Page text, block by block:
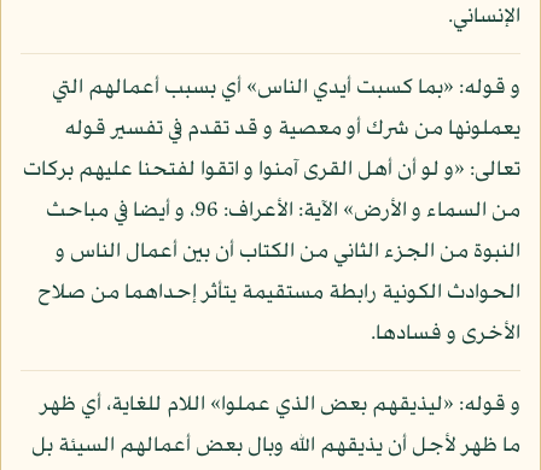
الإنساني.
و قوله: «بما كسبت أيدي الناس» أي بسبب أعمالهم التي
يعملونها من شرك أو معصية و قد تقدم في تفسير قوله
تعالى: «و لو أن أهل القرى آمنوا و اتقوا لفتحنا عليهم بركات
من السماء و الأرض» الآية: الأعراف: 96، و أيضا في مباحث
النبوة من الجزء الثاني من الكتاب أن بين أعمال الناس و
الحوادث الكونية رابطة مستقيمة يتأثر إحداهما من صلاح
الأخرى و فسادها.
و قوله: «ليذيقهم بعض الذي عملوا» اللام للغاية، أي ظهر
ما ظهر لأجل أن يذيقهم الله وبال بعض أعمالهم السيئة بل